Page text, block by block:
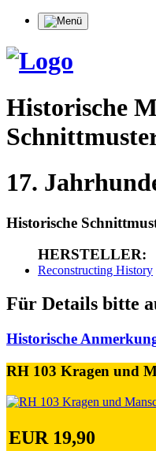
Historische
17.
Historische
HERSTELLER:
Reconstructing History
Für Details bitte
Historische
RH 103 Kragen und
EUR 19,90